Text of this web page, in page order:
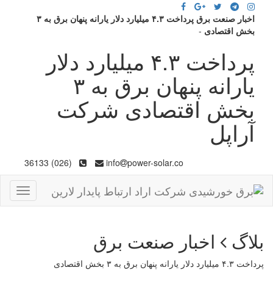
اخبار صنعت برق پرداخت ۴.۳ میلیارد دلار یارانه پنهان برق به ۳
بخش اقتصادی -
پرداخت ۴.۳ میلیارد دلار
یارانه پنهان برق به ۳
بخش اقتصادی شرکت
آراپل
info power-solar.co
(026) 36133
بلاگ اخبار صنعت برق
پرداخت ۴.۳ میلیارد دلار یارانه پنهان برق به ۳ بخش اقتصادی